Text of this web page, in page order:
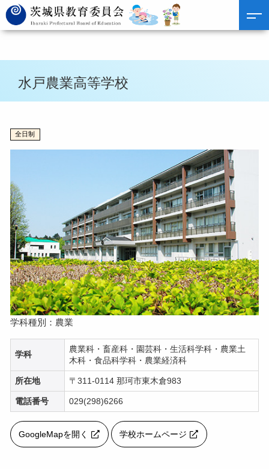
水戸農業高等学校
全日制
学科種別：農業
学科
農業科・畜産科・園芸科・生活科学科・農業土
木科・食品科学科・農業経済科
所在地 〒311-0114 那珂市東木倉983
電話番号 029(298)6266
GoogleMapを開く 学校ホームページ